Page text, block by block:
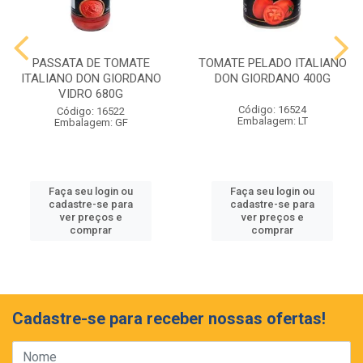
PASSATA DE TOMATE
ITALIANO DON GIORDANO
VIDRO 680G
Código: 16522
Embalagem: GF
Faça seu login ou
cadastre-se para
ver preços e
comprar
TOMATE PELADO ITALIANO
DON GIORDANO 400G
Código: 16524
Embalagem: LT
Faça seu login ou
cadastre-se para
ver preços e
comprar
Cadastre-se para receber nossas ofertas!